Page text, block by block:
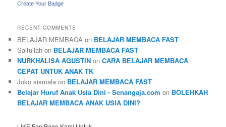
Create Your Badge
RECENT COMMENTS
BELAJAR MEMBACA on BELAJAR MEMBACA FAST
Saifullah on BELAJAR MEMBACA FAST
NURKHALISA AGUSTIN onCARA BELAJAR MEMBACA
CEPAT UNTUK ANAK TK
Joko sismala on BELAJAR MEMBACA FAST
Belajar Huruf Anak Usia Dini - Senangaja.com on BOLEHKAH
BELAJAR MEMBACA ANAK USIA DINI?